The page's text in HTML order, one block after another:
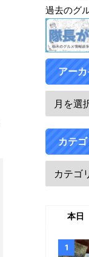
過去のグ
アー
カテ
本日